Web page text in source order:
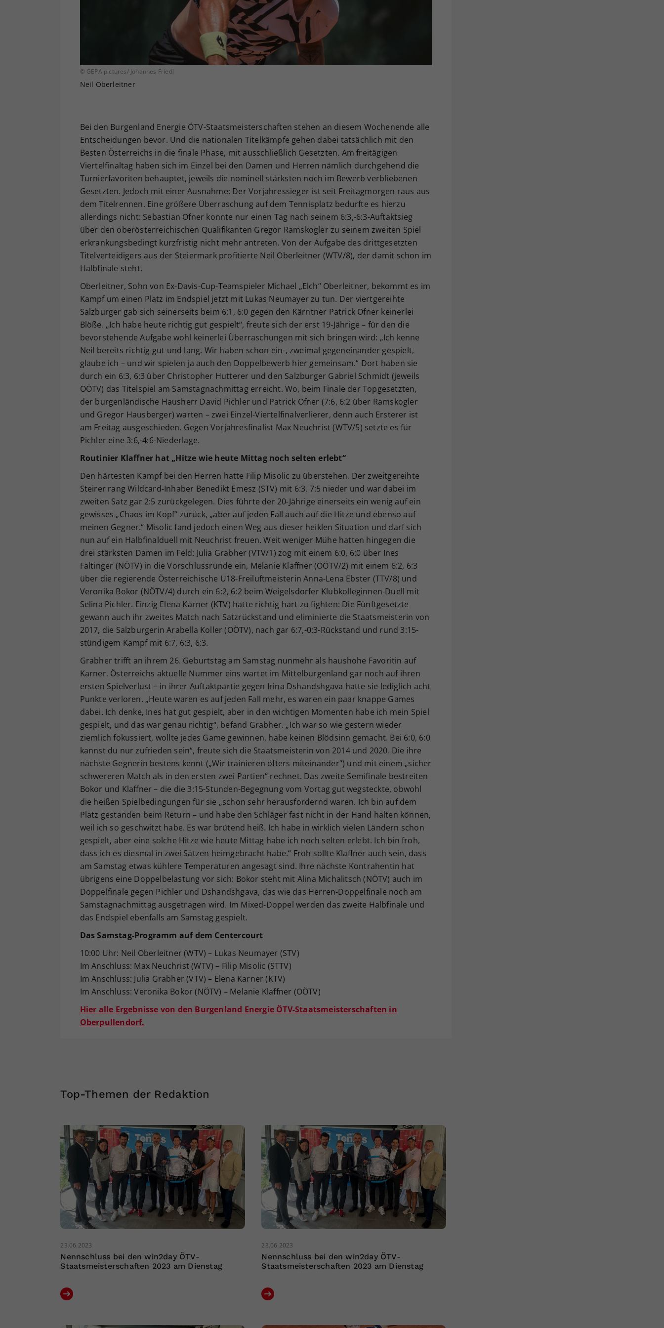
© GEPA pictures/ Johannes Friedl
Neil Oberleitner
Bei den Burgenland Energie ÖTV-Staatsmeisterschaften stehen an diesem Wochenende alle
Entscheidungen bevor. Und die nationalen Titelkämpfe gehen dabei tatsächlich mit den
Besten Österreichs in die finale Phase, mit ausschließlich Gesetzten. Am freitägigen
Viertelfinaltag haben sich im Einzel bei den Damen und Herren nämlich durchgehend die
Turnierfavoriten behauptet, jeweils die nominell stärksten noch im Bewerb verbliebenen
Gesetzten. Jedoch mit einer Ausnahme: Der Vorjahressieger ist seit Freitagmorgen raus aus
dem Titelrennen. Eine größere Überraschung auf dem Tennisplatz bedurfte es hierzu
allerdings nicht: Sebastian Ofner konnte nur einen Tag nach seinem 6:3,-6:3-Auftaktsieg
über den oberösterreichischen Qualifikanten Gregor Ramskogler zu seinem zweiten Spiel
erkrankungsbedingt kurzfristig nicht mehr antreten. Von der Aufgabe des drittgesetzten
Titelverteidigers aus der Steiermark profitierte Neil Oberleitner (WTV/8), der damit schon im
Halbfinale steht.
Oberleitner, Sohn von Ex-Davis-Cup-Teamspieler Michael „Elch“ Oberleitner, bekommt es im
Kampf um einen Platz im Endspiel jetzt mit Lukas Neumayer zu tun. Der viertgereihte
Salzburger gab sich seinerseits beim 6:1, 6:0 gegen den Kärntner Patrick Ofner keinerlei
Blöße. „Ich habe heute richtig gut gespielt“, freute sich der erst 19-Jährige – für den die
bevorstehende Aufgabe wohl keinerlei Überraschungen mit sich bringen wird: „Ich kenne
Neil bereits richtig gut und lang. Wir haben schon ein-, zweimal gegeneinander gespielt,
glaube ich – und wir spielen ja auch den Doppelbewerb hier gemeinsam.“ Dort haben sie
durch ein 6:3, 6:3 über Christopher Hutterer und den Salzburger Gabriel Schmidt (jeweils
OÖTV) das Titelspiel am Samstagnachmittag erreicht. Wo, beim Finale der Topgesetzten,
der burgenländische Hausherr David Pichler und Patrick Ofner (7:6, 6:2 über Ramskogler
und Gregor Hausberger) warten – zwei Einzel-Viertelfinalverlierer, denn auch Ersterer ist
am Freitag ausgeschieden. Gegen Vorjahresfinalist Max Neuchrist (WTV/5) setzte es für
Pichler eine 3:6,-4:6-Niederlage.
Routinier Klaffner hat „Hitze wie heute Mittag noch selten erlebt“
Den härtesten Kampf bei den Herren hatte Filip Misolic zu überstehen. Der zweitgereihte
Steirer rang Wildcard-Inhaber Benedikt Emesz (STV) mit 6:3, 7:5 nieder und war dabei im
zweiten Satz gar 2:5 zurückgelegen. Dies führte der 20-Jährige einerseits ein wenig auf ein
gewisses „Chaos im Kopf“ zurück, „aber auf jeden Fall auch auf die Hitze und ebenso auf
meinen Gegner.“ Misolic fand jedoch einen Weg aus dieser heiklen Situation und darf sich
nun auf ein Halbfinalduell mit Neuchrist freuen. Weit weniger Mühe hatten hingegen die
drei stärksten Damen im Feld: Julia Grabher (VTV/1) zog mit einem 6:0, 6:0 über Ines
Faltinger (NÖTV) in die Vorschlussrunde ein, Melanie Klaffner (OÖTV/2) mit einem 6:2, 6:3
über die regierende Österreichische U18-Freiluftmeisterin Anna-Lena Ebster (TTV/8) und
Veronika Bokor (NÖTV/4) durch ein 6:2, 6:2 beim Weigelsdorfer Klubkolleginnen-Duell mit
Selina Pichler. Einzig Elena Karner (KTV) hatte richtig hart zu fighten: Die Fünftgesetzte
gewann auch ihr zweites Match nach Satzrückstand und eliminierte die Staatsmeisterin von
2017, die Salzburgerin Arabella Koller (OÖTV), nach gar 6:7,-0:3-Rückstand und rund 3:15-
stündigem Kampf mit 6:7, 6:3, 6:3.
Grabher trifft an ihrem 26. Geburtstag am Samstag nunmehr als haushohe Favoritin auf
Karner. Österreichs aktuelle Nummer eins wartet im Mittelburgenland gar noch auf ihren
ersten Spielverlust – in ihrer Auftaktpartie gegen Irina Dshandshgava hatte sie lediglich acht
Punkte verloren. „Heute waren es auf jeden Fall mehr, es waren ein paar knappe Games
dabei. Ich denke, Ines hat gut gespielt, aber in den wichtigen Momenten habe ich mein Spiel
gespielt, und das war genau richtig“, befand Grabher. „Ich war so wie gestern wieder
ziemlich fokussiert, wollte jedes Game gewinnen, habe keinen Blödsinn gemacht. Bei 6:0, 6:0
kannst du nur zufrieden sein“, freute sich die Staatsmeisterin von 2014 und 2020. Die ihre
nächste Gegnerin bestens kennt („Wir trainieren öfters miteinander“) und mit einem „sicher
schwereren Match als in den ersten zwei Partien“ rechnet. Das zweite Semifinale bestreiten
Bokor und Klaffner – die die 3:15-Stunden-Begegnung vom Vortag gut wegsteckte, obwohl
die heißen Spielbedingungen für sie „schon sehr herausfordernd waren. Ich bin auf dem
Platz gestanden beim Return – und habe den Schläger fast nicht in der Hand halten können,
weil ich so geschwitzt habe. Es war brütend heiß. Ich habe in wirklich vielen Ländern schon
gespielt, aber eine solche Hitze wie heute Mittag habe ich noch selten erlebt. Ich bin froh,
dass ich es diesmal in zwei Sätzen heimgebracht habe.“ Froh sollte Klaffner auch sein, dass
am Samstag etwas kühlere Temperaturen angesagt sind. Ihre nächste Kontrahentin hat
übrigens eine Doppelbelastung vor sich: Bokor steht mit Alina Michalitsch (NÖTV) auch im
Doppelfinale gegen Pichler und Dshandshgava, das wie das Herren-Doppelfinale noch am
Samstagnachmittag ausgetragen wird. Im Mixed-Doppel werden das zweite Halbfinale und
das Endspiel ebenfalls am Samstag gespielt.
Das Samstag-Programm auf dem Centercourt
10:00 Uhr: Neil Oberleitner (WTV) – Lukas Neumayer (STV)
Im Anschluss: Max Neuchrist (WTV) – Filip Misolic (STTV)
Im Anschluss: Julia Grabher (VTV) – Elena Karner (KTV)
Im Anschluss: Veronika Bokor (NÖTV) – Melanie Klaffner (OÖTV)
Hier alle Ergebnisse von den Burgenland Energie ÖTV-Staatsmeisterschaften in
Oberpullendorf.
Top-Themen der Redaktion
23.06.2023
Nennschluss bei den win2day ÖTV-
Staatsmeisterschaften 2023 am Dienstag
23.06.2023
Nennschluss bei den win2day ÖTV-
Staatsmeisterschaften 2023 am Dienstag
Ihrer vorgenommen Einstellungen, falls der
Webseiten-Betreiber dies eingestellt hat.